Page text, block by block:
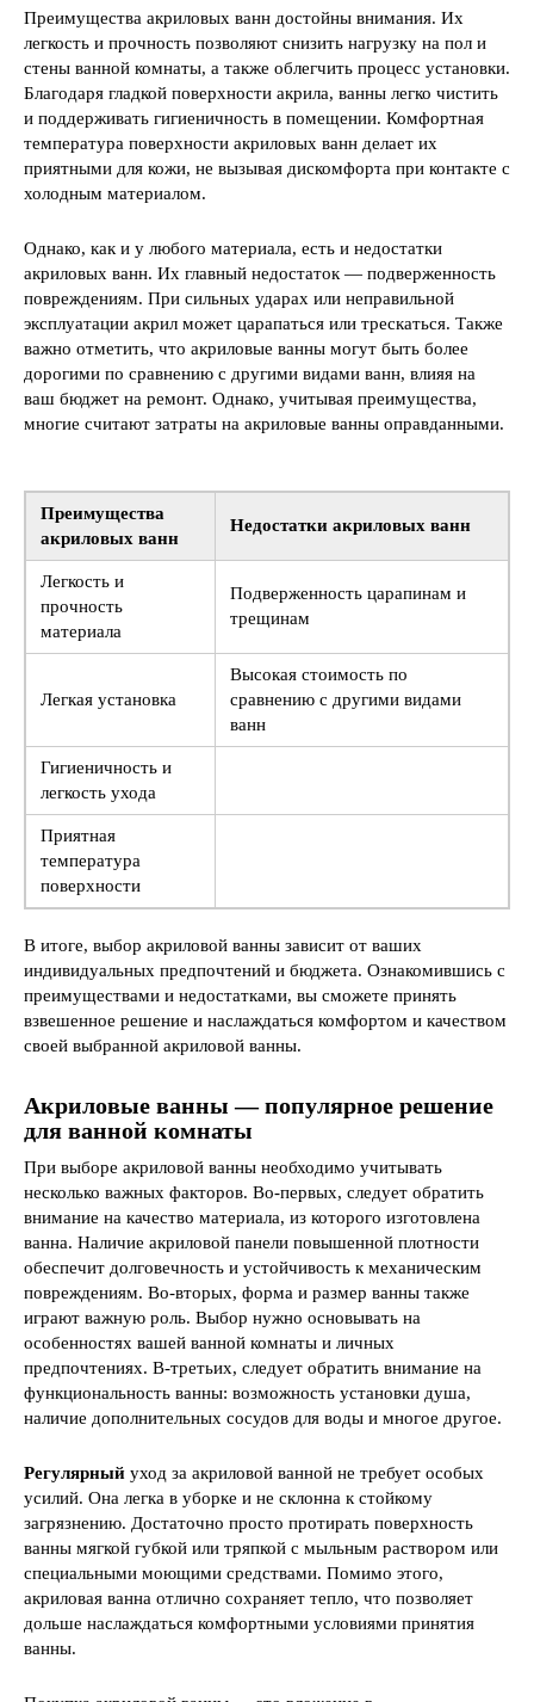
Преимущества акриловых ванн достойны внимания. Их
легкость и прочность позволяют снизить нагрузку на пол и
стены ванной комнаты, а также облегчить процесс установки.
Благодаря гладкой поверхности акрила, ванны легко чистить
и поддерживать гигиеничность в помещении. Комфортная
температура поверхности акриловых ванн делает их
приятными для кожи, не вызывая дискомфорта при контакте с
холодным материалом.
Однако, как и у любого материала, есть и недостатки
акриловых ванн. Их главный недостаток — подверженность
повреждениям. При сильных ударах или неправильной
эксплуатации акрил может царапаться или трескаться. Также
важно отметить, что акриловые ванны могут быть более
дорогими по сравнению с другими видами ванн, влияя на
ваш бюджет на ремонт. Однако, учитывая преимущества,
многие считают затраты на акриловые ванны оправданными.
Преимущества
акриловых ванн
Недостатки акриловых ванн
Легкость и
прочность
материала
Подверженность царапинам и
трещинам
Легкая установка
Высокая стоимость по
сравнению с другими видами
ванн
Гигиеничность и
легкость ухода
Приятная
температура
поверхности
В итоге, выбор акриловой ванны зависит от ваших
индивидуальных предпочтений и бюджета. Ознакомившись с
преимуществами и недостатками, вы сможете принять
взвешенное решение и наслаждаться комфортом и качеством
своей выбранной акриловой ванны.
Акриловые ванны —популярное решение
для ванной комнаты
При выборе акриловой ванны необходимо учитывать
несколько важных факторов. Во-первых, следует обратить
внимание на качество материала, из которого изготовлена
ванна. Наличие акриловой панели повышенной плотности
обеспечит долговечность и устойчивость к механическим
повреждениям. Во-вторых, форма и размер ванны также
играют важную роль. Выбор нужно основывать на
особенностях вашей ванной комнаты и личных
предпочтениях. В-третьих, следует обратить внимание на
функциональность ванны: возможность установки душа,
наличие дополнительных сосудов для воды и многое другое.
Регулярный уход за акриловой ванной не требует особых
усилий. Она легка в уборке и не склонна к стойкому
загрязнению. Достаточно просто протирать поверхность
ванны мягкой губкой или тряпкой с мыльным раствором или
специальными моющими средствами. Помимо этого,
акриловая ванна отлично сохраняет тепло, что позволяет
дольше наслаждаться комфортными условиями принятия
ванны.